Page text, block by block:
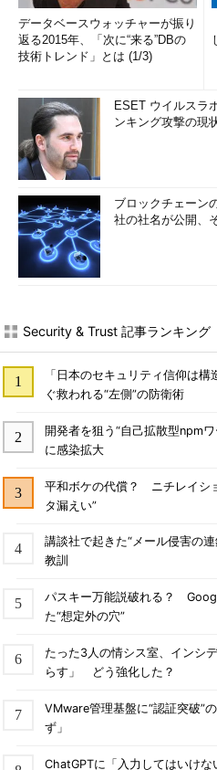
データベースウォッチャーが振り
返る2015年、「次に“来る”DBの
技術トレンド」とは (1/3)
ESET ウイルスラ
ンキング攻撃の現
ブロックチェーン
社の社名が公開、
Security & Trust 記事ランキング
「日本のセキュリティ信仰は
ぐ救われる“左側”の防衛術
開発者を狙う“自己拡散型npm
に感染拡大
平和ボケの代償？ ニチレイシ
タ漏えい”
講談社で起きた“メール侵害の
教訓
パスキー万能説破れる？
た“想定外の穴”
たった3人の情シス室、インシ
らす」 どう強化した？
VMware管理基盤に“認証突破
ず」
ChatGPTに「入力してはいけ